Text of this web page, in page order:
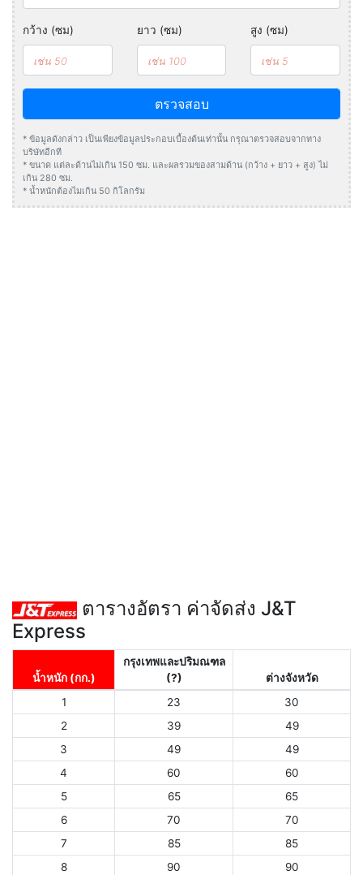
กว้าง (ซม) ยาว (ซม) สูง (ซม)
ตรวจสอบ
* ข้อมูลดังกล่าว เป็นเพียงข้อมูลประกอบเบื้องต้นเท่านั้น กรุณาตรวจสอบจากทาง
บริษัทอีกที
* ขนาด แต่ละด้านไม่เกิน 150 ซม. และผลรวมของสามด้าน (กว้าง + ยาว + สูง) ไม่
เกิน 280 ซม.
* น้ำหนักต้องไมเกิน 50 กิโลกรัม
ตารางอัตรา ค่าจัดส่ง J&T
Express
น้ำหนัก (กก.)
กรุงเทพและปริมณฑล
(?)
ต่างจังหวัด
1
23
30
2
39
49
3
49
49
4
60
60
5
65
65
6
70
70
7
85
85
8
90
90